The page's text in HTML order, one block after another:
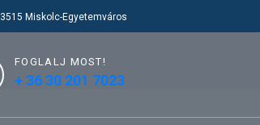
3515 Miskolc-Egyetemváros
FOGLALJ MOST!
+ 36 30 201 7023